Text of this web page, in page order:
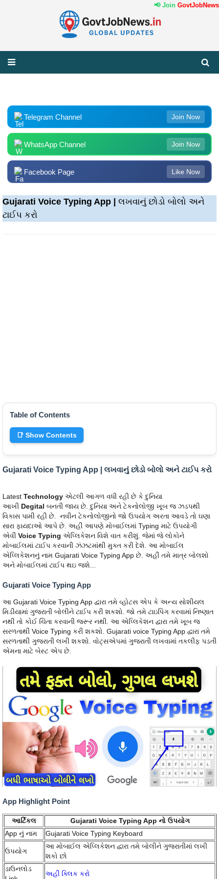
📢 Join
Telegram Channel Join Now
WhatsApp Channel Join Now
Facebook Page Like Now
Gujarati Voice Typing App | લખવાનું છોડો બોલો અને
ટાઈપ કરો
Table of Contents
📑 Show Contents
Gujarati Voice Typing App | લખવાનું છોડો બોલો અને ટાઈપ કરો
Latest Technology એટલી આગળ વધી રહી છે કે દુનિયા
આખી Degital બનતી જાય છે. દુનિયા અને ટેકનોલોજી ખૂબ જ ઝડપથી
વિકાસ પામી રહી છે. નવીન ટેકનોલોજીનો જો ઉપયોગ અરતા આવડે તો ઘણા
સારા ફાયદાઓ આપે છે. અહીં આપણે મોબાઈલમાં Typing માટે ઉપયોગી
એવી Voice Typing એપ્લિકેશન વિશે વાત કરીશું. જેમાં જે લોકોને
મોબાઈલમાં ટાઈપ કરવાની ઝંઝટમાંથી મુક્ત કરી દેશે. આ મોબાઈલ
એપ્લિકેશનનું નામ Gujarati Voice Typing App છે. અહીં તમે માત્ર બોલશો
અને મોબાઈલમાં ટાઈપ થઇ જશે...
Gujarati Voice Typing App
આ Gujarati Voice Typing App દ્વારા તમે વ્હોટસ એપ કે અન્ય સોશીયલ
મિડીયામાં ગુજરાતી બોલીને ટાઈપ કરી શકશો. જો તમે ટાઇપિંગ કરવામાં નિષ્ણાત
નથી તો કોઈ ચિંતા કરવાની જરૂર નથી. આ એપ્લિકેશન દ્વારા તમે ખૂબ જ
સરળતાથી Voice Typing કરી શકશો. Gujarati voice Typing App દ્વારા તમે
સરળતાથી ગુજરાતી લખી શકશો. વોટ્સએપમાં ગુજરાતી લખવામાં તકલીફ પડતી
એમના માટે બેસ્ટ એપ છે.
App Highlight Point
આર્ટિકલ
Gujarati Voice Typing App નો ઉપયોગ
App નું નામ
Gujarati Voice Typing Keyboard
ઉપયોગ
આ મોબાઈલ એપ્લિકેશન દ્વારા તમે બોલીને ગુજરાતીમાં લખી
શકો છો
ડાઉનલોડ
અહીં ક્લિક કરો